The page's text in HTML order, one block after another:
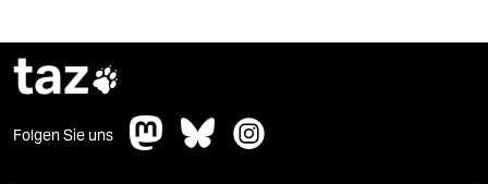
taz
Folgen Sie uns